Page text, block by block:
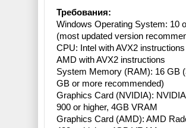
Требования:
Windows Operating System: 10
(most updated version
CPU: Intel with AVX2
AMD with AVX2 instructions
System Memory (RAM): 16 GB
GB or more recommended)
Graphics Card (NVIDIA):
900 or higher, 4GB VRAM
Graphics Card (AMD): AMD